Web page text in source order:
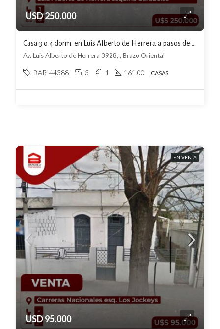
USD 250.000
Casa 3 o 4 dorm. en Luis Alberto de Herrera a pasos de San Martin U$S270000
Av. Luis Alberto de Herrera 3928, , Brazo Oriental
BAR-44388 3 1 161.00 CASAS
EN VENTA
USD 95.000